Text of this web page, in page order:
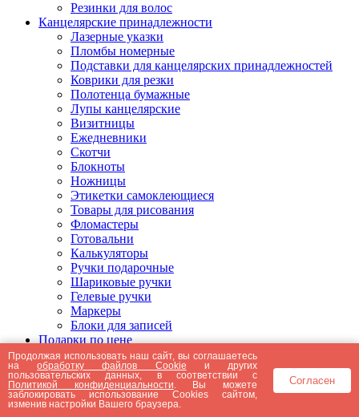
Резинки для волос
Канцелярские принадлежности
Лазерные указки
Пломбы номерные
Подставки для канцелярских принадлежностей
Коврики для резки
Полотенца бумажные
Лупы канцелярские
Визитницы
Ежедневники
Скотчи
Блокноты
Ножницы
Этикетки самоклеющиеся
Товары для рисования
Фломастеры
Готовальни
Калькуляторы
Ручки подарочные
Шариковые ручки
Гелевые ручки
Маркеры
Блоки для записей
Подарки по цене
Подарки от 5000 рублей
Подарки до 5000 рублей
Подарки до 3000 рублей
Подарки до 2000 рублей
Подарки до 1000 рублей
Продолжая использовать наш сайт, вы соглашаетесь
наобработку файлов Cookie и других
пользовательских данных, в соответствии с
Политикой конфиденциальности . Вы можете
заблокировать использование Cookies сайтом,
изменив настройки Вашего браузера.
Согласен